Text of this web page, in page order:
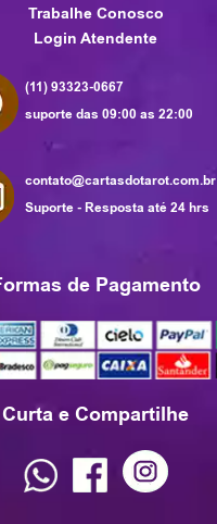
Trabalhe Conosco
Login Atendente
(11) 93323-0667
suporte das 09:00 as 22:00
contato@cartasdotarot.com.br
Suporte - Resposta até 24 hrs
de Pagamento
Curta e Compartilhe